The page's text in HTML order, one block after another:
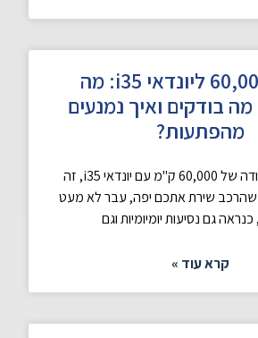
טיפול 60,000 ליונדאי i35: מה
בודקים ואיך נמנעים
מהפתעות?
אם הגעתם לנקודה של 60,000 ק"מ עם יונדאי i35, זה
שהרכב שירת אתכם יפה, עבר לא מעט
גם נסיעות יומיומיות וגם
קרא עוד »